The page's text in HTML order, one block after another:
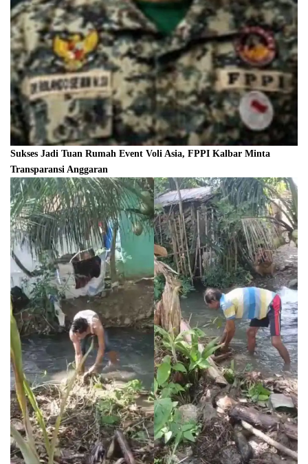
Sukses Jadi Tuan Rumah Event Voli Asia, FPPI Kalbar Minta
Transparansi Anggaran